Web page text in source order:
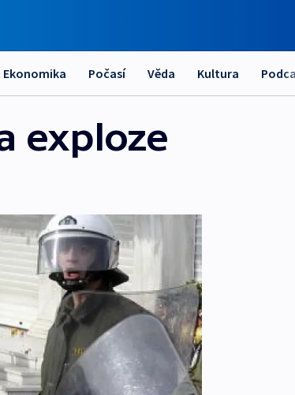
Ekonomika Počasí Věda Kultura
exploze